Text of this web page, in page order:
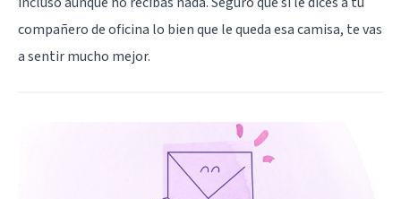
compañero de oficina lo bien que le queda esa camisa, te vas
a sentir mucho mejor.